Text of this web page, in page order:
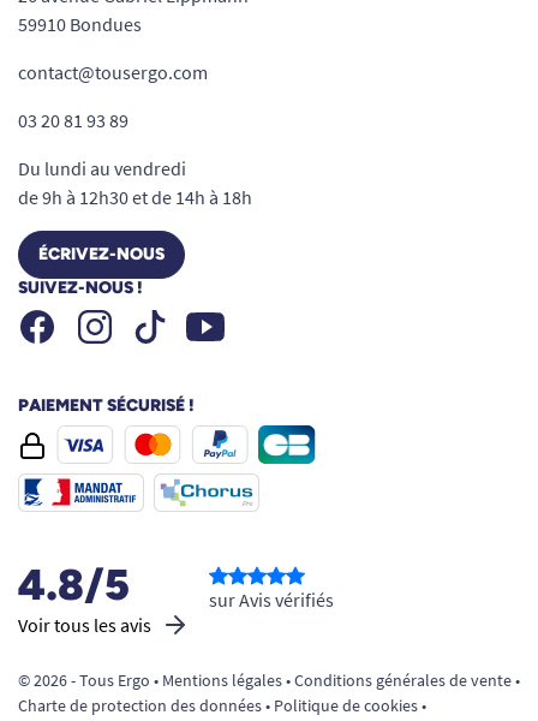
59910 Bondues
contact@tousergo.com
03 20 81 93 89
Du lundi au vendredi
de 9h à 12h30 et de 14h à 18h
ÉCRIVEZ-NOUS
SUIVEZ-NOUS !
FacebookInstagramTiktok Youtube
PAIEMENT SÉCURISÉ !
4.8/5
Voir tous les avis
sur Avis vérifiés
© 2026 - Tous Ergo • Mentions légales•Conditions générales de vente•
Charte de protection des données• Politique de cookies•